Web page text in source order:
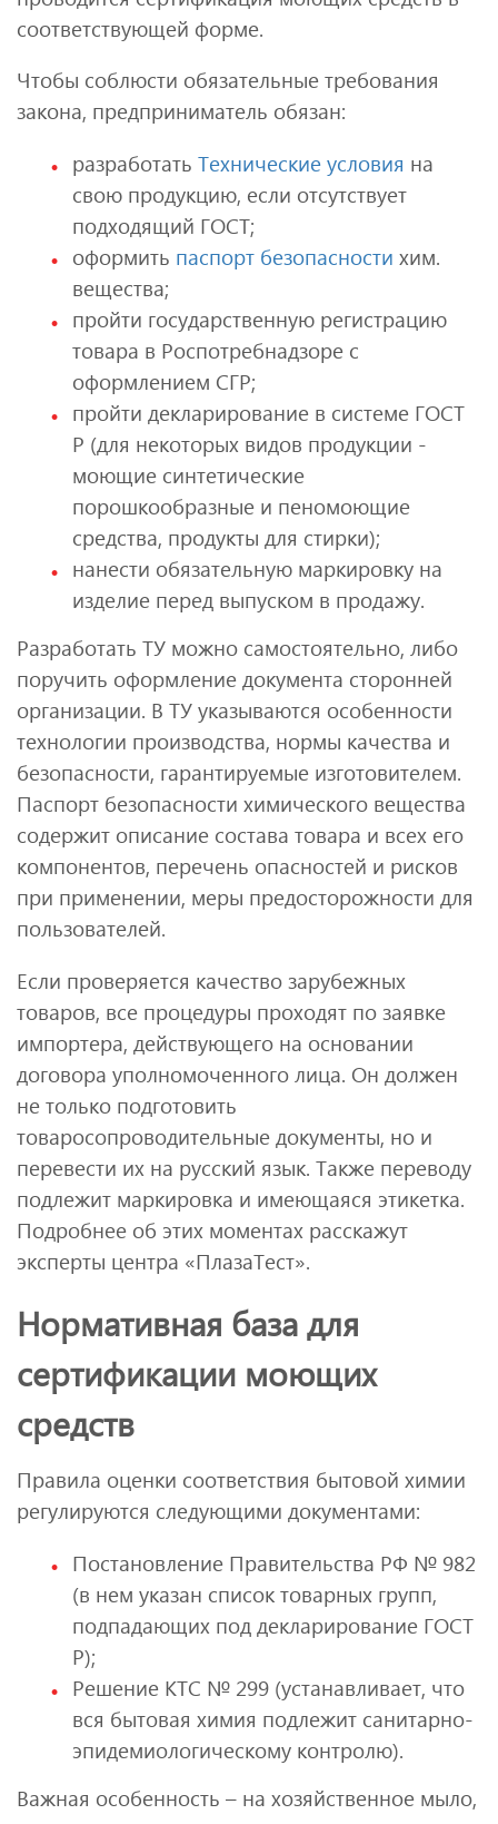
соответствующей форме.
Чтобы соблюсти обязательные требования
закона, предприниматель обязан:
разработать Технические условия на
свою продукцию, если отсутствует
подходящий ГОСТ;
оформить паспорт безопасности хим.
вещества;
пройти государственную регистрацию
товара в Роспотребнадзоре с
оформлением СГР;
пройти декларирование в системе ГОСТ
Р (для некоторых видов продукции -
моющие синтетические
порошкообразные и пеномоющие
средства, продукты для стирки);
нанести обязательную маркировку на
изделие перед выпуском в продажу.
Разработать ТУ можно самостоятельно, либо
поручить оформление документа сторонней
организации. В ТУ указываются особенности
технологии производства, нормы качества и
безопасности, гарантируемые изготовителем.
Паспорт безопасности химического вещества
содержит описание состава товара и всех его
компонентов, перечень опасностей и рисков
при применении, меры предосторожности для
пользователей.
Если проверяется качество зарубежных
товаров, все процедуры проходят по заявке
импортера, действующего на основании
договора уполномоченного лица. Он должен
не только подготовить
товаросопроводительные документы, но и
перевести их на русский язык. Также переводу
подлежит маркировка и имеющаяся этикетка.
Подробнее об этих моментах расскажут
эксперты центра «ПлазаТест».
Нормативная база для
сертификации моющих
средств
Правила оценки соответствия бытовой химии
регулируются следующими документами:
Постановление Правительства РФ № 982
(в нем указан список товарных групп,
подпадающих под декларирование ГОСТ
Р);
Решение КТС № 299 (устанавливает, что
вся бытовая химия подлежит санитарно-
эпидемиологическому контролю).
Важная особенность – на хозяйственное мыло,